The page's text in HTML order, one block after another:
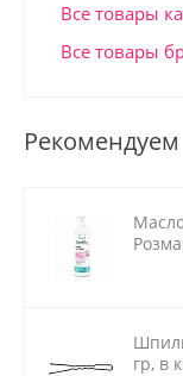
Все товары
Все товары
Рекомендуем
гр, в